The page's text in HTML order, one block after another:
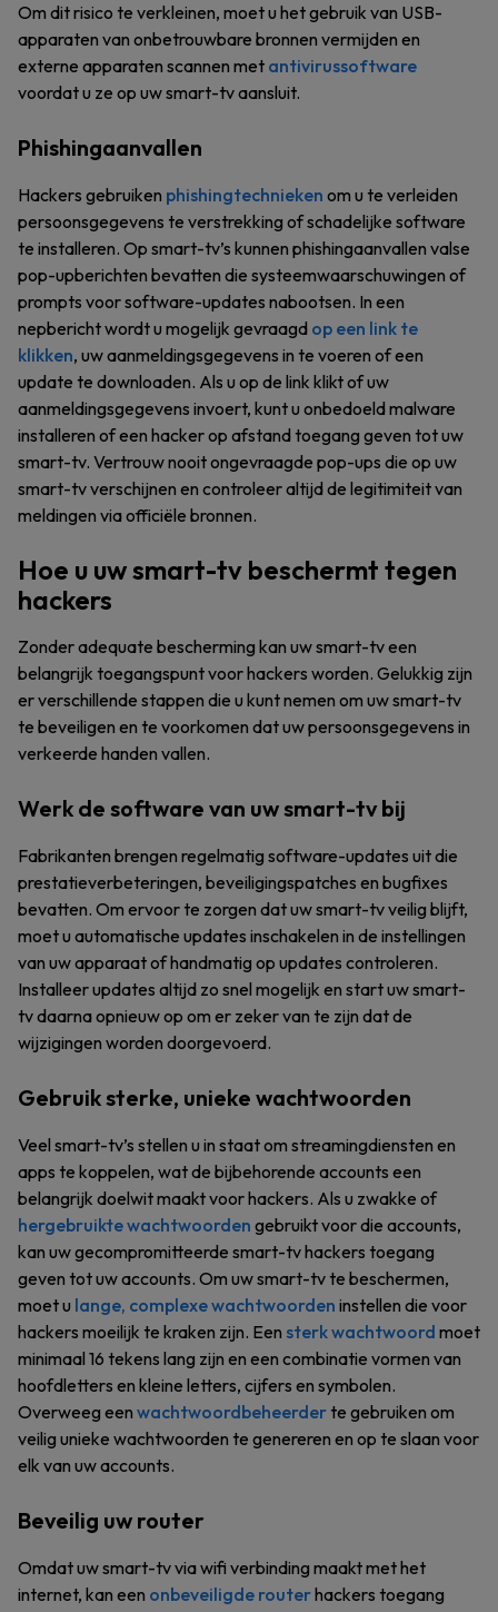
Om dit risico te verkleinen, moet u het gebruik van USB-
apparaten van onbetrouwbare bronnen vermijden en
externe apparaten scannen met antivirussoftware
voordat u ze op uw smart-tv aansluit.
Phishingaanvallen
Hackers gebruiken phishingtechnieken om u te verleiden
persoonsgegevens te verstrekking of schadelijke software
te installeren. Op smart-tv’s kunnen phishingaanvallen valse
pop-upberichten bevatten die systeemwaarschuwingen of
prompts voor software-updates nabootsen. In een
nepbericht wordt u mogelijk gevraagd op een link te
klikken, uw aanmeldingsgegevens in te voeren of een
update te downloaden. Als u op de link klikt of uw
aanmeldingsgegevens invoert, kunt u onbedoeld malware
installeren of een hacker op afstand toegang geven tot uw
smart-tv. Vertrouw nooit ongevraagde pop-ups die op uw
smart-tv verschijnen en controleer altijd de legitimiteit van
meldingen via officiële bronnen.
Hoe u uw smart-tv beschermt tegen
hackers
Zonder adequate bescherming kan uw smart-tv een
belangrijk toegangspunt voor hackers worden. Gelukkig zijn
er verschillende stappen die u kunt nemen om uw smart-tv
te beveiligen en te voorkomen dat uw persoonsgegevens in
verkeerde handen vallen.
Werk de software van uw smart-tv bij
Fabrikanten brengen regelmatig software-updates uit die
prestatieverbeteringen, beveiligingspatches en bugfixes
bevatten. Om ervoor te zorgen dat uw smart-tv veilig blijft,
moet u automatische updates inschakelen in de instellingen
van uw apparaat of handmatig op updates controleren.
Installeer updates altijd zo snel mogelijk en start uw smart-
tv daarna opnieuw op om er zeker van te zijn dat de
wijzigingen worden doorgevoerd.
Gebruik sterke, unieke wachtwoorden
Veel smart-tv’s stellen u in staat om streamingdiensten en
apps te koppelen, wat de bijbehorende accounts een
belangrijk doelwit maakt voor hackers. Als u zwakke of
hergebruikte wachtwoorden gebruikt voor die accounts,
kan uw gecompromitteerde smart-tv hackers toegang
geven tot uw accounts. Om uw smart-tv te beschermen,
moet u lange, complexe wachtwoorden instellen die voor
hackers moeilijk te kraken zijn. Een sterk wachtwoord moet
minimaal 16 tekens lang zijn en een combinatie vormen van
hoofdletters en kleine letters, cijfers en symbolen.
Overweeg een wachtwoordbeheerderte gebruiken om
veilig unieke wachtwoorden te genereren en op te slaan voor
elk van uw accounts.
Beveilig uw router
Omdat uw smart-tv via wifi verbinding maakt met het
internet, kan een onbeveiligde routerhackers toegang